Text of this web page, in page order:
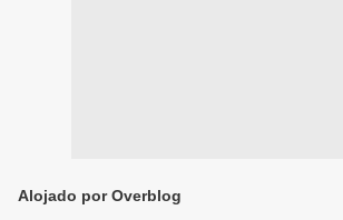
Alojado por Overblog